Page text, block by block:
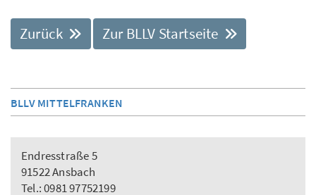
Zurück Zur BLLV Startseite
BLLV MITTELFRANKEN
Endresstraße 5
91522 Ansbach
Tel.: 0981 97752199